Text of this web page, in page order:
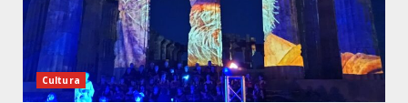
Cultura